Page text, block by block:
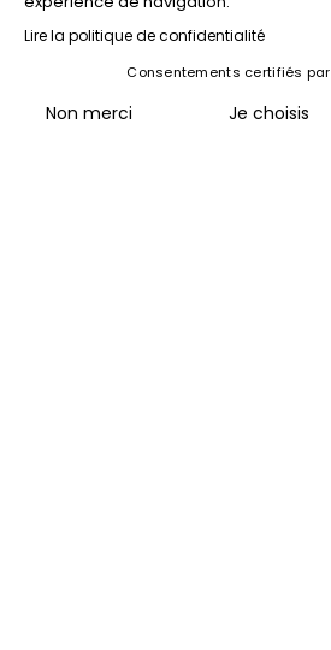
UFER
DIE
TERRASSEN
Lire la politique de confidentialité
Consentements certifiés par
Non merci Je choisis